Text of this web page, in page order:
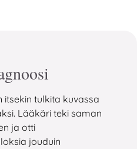
itsekin tulkita kuvassa
Lääkäri teki saman
ja otti
jouduin